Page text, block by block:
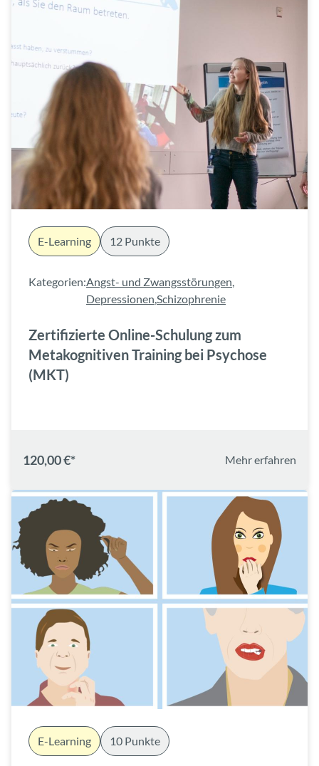
E-Learning 12 Punkte
Kategorien:Angst- und Zwangsstörungen,
Depressionen,Schizophrenie
Zertifizierte Online-Schulung zum
Metakognitiven Training bei Psychose
(MKT)
120,00 €* Mehr erfahren
E-Learning 10 Punkte